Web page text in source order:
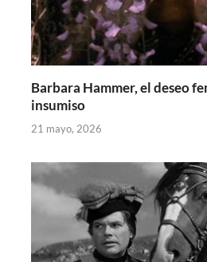
Barbara Hammer, el deseo
insumiso
21 mayo, 2026